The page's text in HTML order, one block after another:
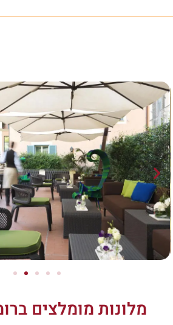
מלונות מומלצים